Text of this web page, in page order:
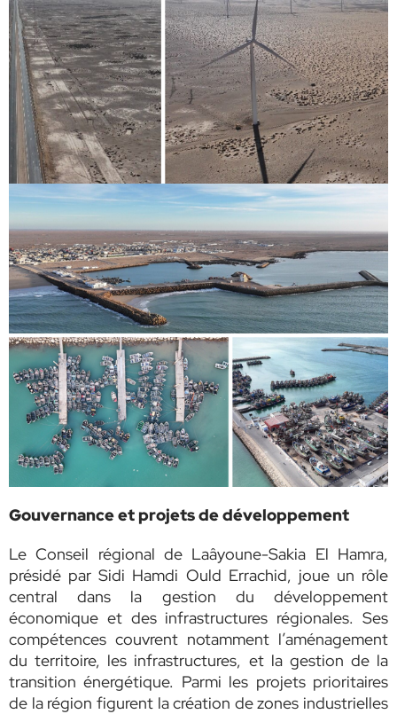
Gouvernance et projets de développement
Le Conseil régional de Laâyoune-Sakia El Hamra,
présidé par Sidi Hamdi Ould Errachid, joue un rôle
central dans la gestion du développement
économique et des infrastructures régionales. Ses
compétences couvrent notamment l’aménagement
du territoire, les infrastructures, et la gestion de la
transition énergétique. Parmi les projets prioritaires
de la région figurent la création de zones industrielles